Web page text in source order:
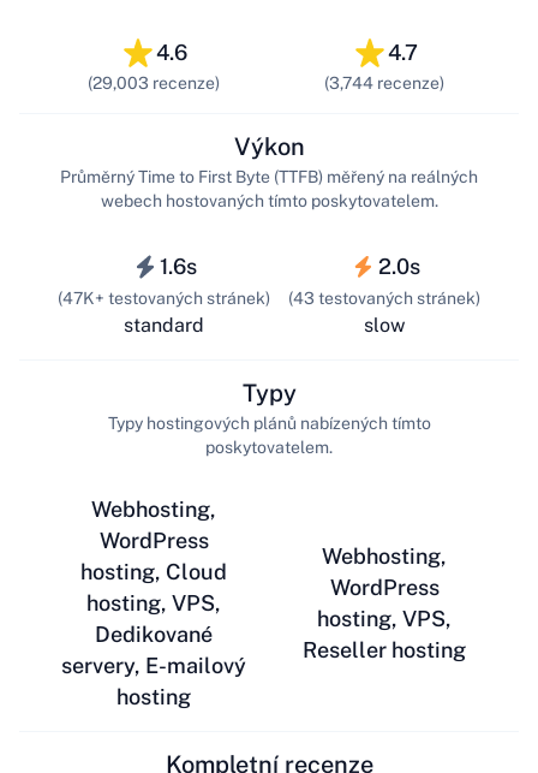
4.6
(29,003 recenze)
4.7
(3,744 recenze)
1.6s
(47K+ testovaných stránek)
standard
Výkon
Průměrný Time to First Byte (TTFB) měřený na reálných
webech hostovaných tímto poskytovatelem.
2.0s
(43 testovaných stránek)
slow
Webhosting,
WordPress
hosting, Cloud
hosting, VPS,
Dedikované
servery, E-mailový
hosting
Typy
Typy hostingových plánů nabízených tímto
poskytovatelem.
Webhosting,
WordPress
hosting, VPS,
Reseller hosting
Kompletní recenze